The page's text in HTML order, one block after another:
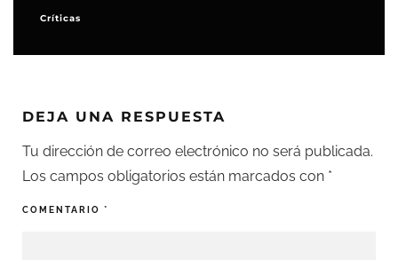
Críticas
DEJA UNA RESPUESTA
Tu dirección de correo electrónico no será publicada.
Los campos obligatorios están marcados con *
COMENTARIO *